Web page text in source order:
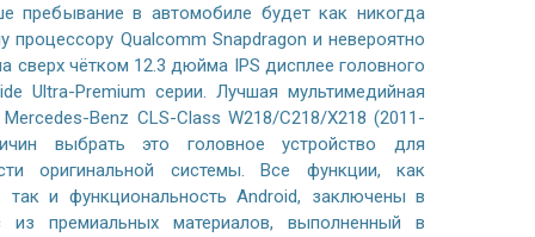
пребывание в автомобиле будет как никогда
Qualcomm Snapdragon и невероятно
чётком 12.3 дюйма IPS дисплее головного
Ultra-Premium серии. Лучшая мультимедийная
Benz CLS-Class W218/C218/X218 (2011-
выбрать это головное устройство для
оригинальной системы. Все функции, как
так и функциональность Android, заключены в
из премиальных материалов, выполненный в